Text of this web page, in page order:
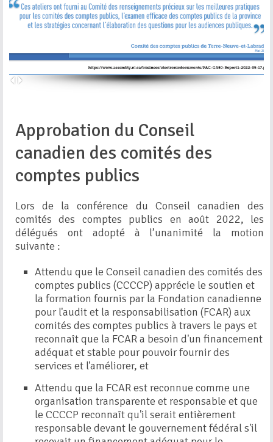
Approbation du Conseil
canadien des comités des
comptes publics
Lors de la conférence du Conseil canadien des
comités des comptes publics en août 2022, les
délégués ont adopté à l’unanimité la motion
suivante :
Attendu que le Conseil canadien des comités des
comptes publics (CCCCP) apprécie le soutien et
la formation fournis par la Fondation canadienne
pour l'audit et la responsabilisation (FCAR) aux
comités des comptes publics à travers le pays et
reconnaît que la FCAR a besoin d'un financement
adéquat et stable pour pouvoir fournir des
services et l'améliorer, et
Attendu que la FCAR est reconnue comme une
organisation transparente et responsable et que
le CCCCP reconnaît qu'il serait entièrement
responsable devant le gouvernement fédéral s'il